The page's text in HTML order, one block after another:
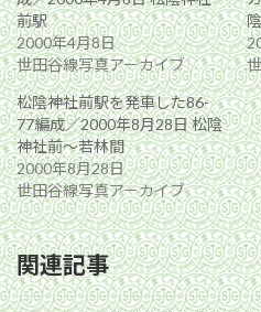
前駅
2000年4月8日
世田谷線写真アーカイブ
松陰神社前駅を発車した86-
77編成／2000年8月28日 松陰
神社前〜若林間
2000年8月28日
世田谷線写真アーカイブ
関連記事